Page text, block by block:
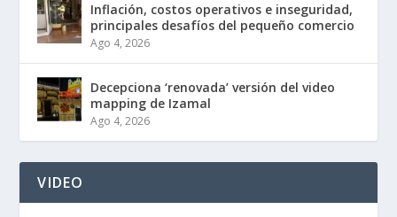
Inflación, costos operativos e inseguridad,
principales desafíos del pequeño comercio
Ago 4, 2026
Decepciona ‘renovada’ versión del video
mapping de Izamal
Ago 4, 2026
VIDEO